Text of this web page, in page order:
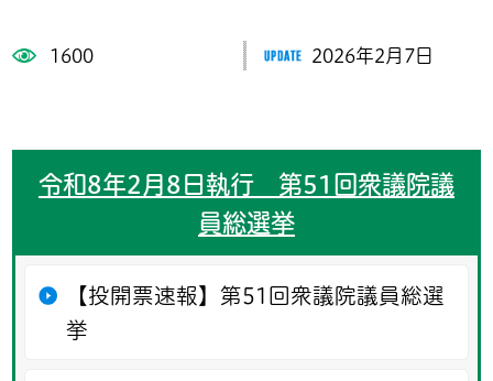
1600 2026年2月7日
令和8年2月8日執行 第51回衆議院議
員総選挙
【投開票速報】第51回衆議院議員総選
挙